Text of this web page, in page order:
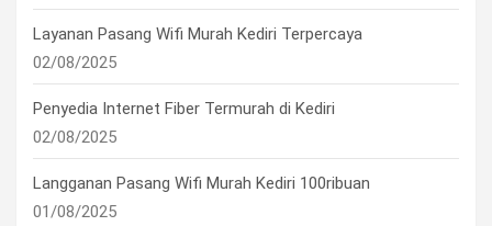
Layanan Pasang Wifi Murah Kediri Terpercaya
02/08/2025
Penyedia Internet Fiber Termurah di Kediri
02/08/2025
Langganan Pasang Wifi Murah Kediri 100ribuan
01/08/2025